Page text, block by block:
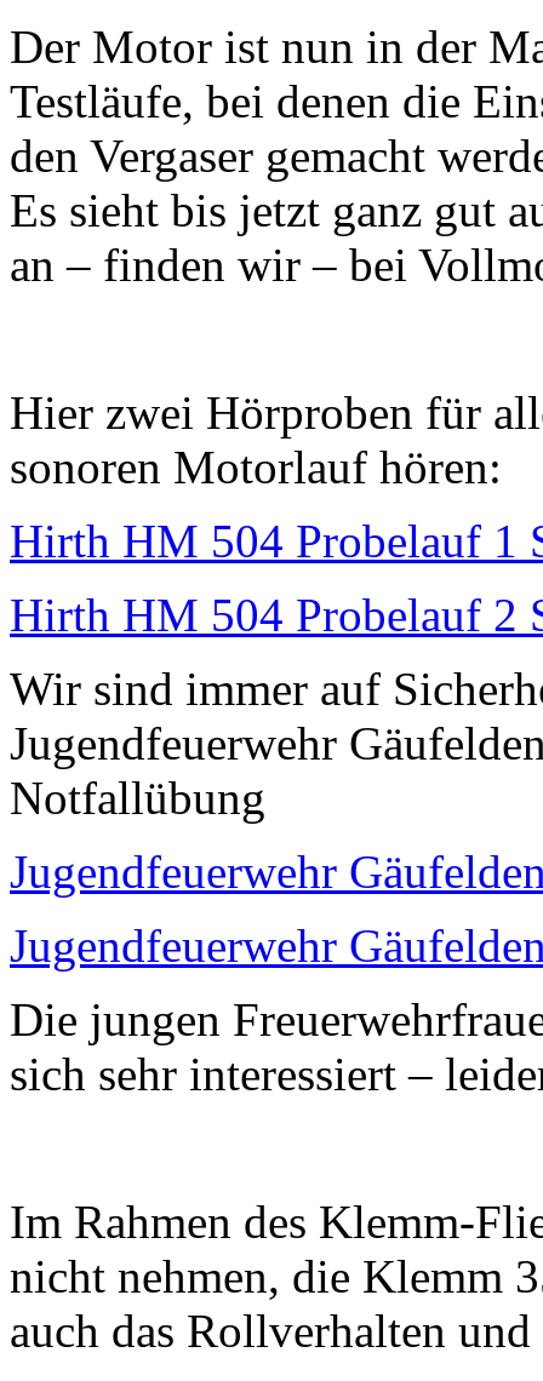
Der Motor ist nun in der
Testläufe, bei denen die
den Vergaser gemacht
Es sieht bis jetzt ganz gut
an – finden wir – bei
Hier zwei Hörproben für
sonoren Motorlauf hören:
Hirth HM 504 Probelauf 1
Hirth HM 504 Probelauf 2
Wir sind immer auf
Jugendfeuerwehr
Notfallübung
Jugendfeuerwehr
Jugendfeuerwehr
Die jungen
sich sehr interessiert –
Im Rahmen des Klemm-
nicht nehmen, die Klemm
auch das Rollverhalten